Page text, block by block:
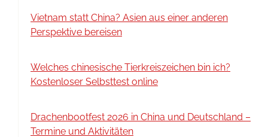
Vietnam statt China? Asien aus einer anderen
Perspektive bereisen
Welches chinesische Tierkreiszeichen bin ich?
Kostenloser Selbsttest online
Drachenbootfest 2026 in China und Deutschland –
Termine und Aktivitäten